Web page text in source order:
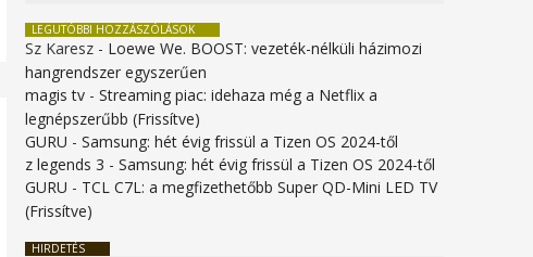
LEGUTÓBBI HOZZÁSZÓLÁSOK
Sz Karesz - Loewe We. BOOST: vezeték-nélküli házimozi
hangrendszer egyszerűen
magis tv -Streaming piac: idehaza még a Netflix a
legnépszerűbb (Frissítve)
GURU -Samsung: hét évig frissül a Tizen OS 2024-től
z legends 3 -Samsung: hét évig frissül a Tizen OS 2024-től
GURU - TCL C7L: a megfizethetőbb Super QD-Mini LED TV
(Frissítve)
HIRDETÉS